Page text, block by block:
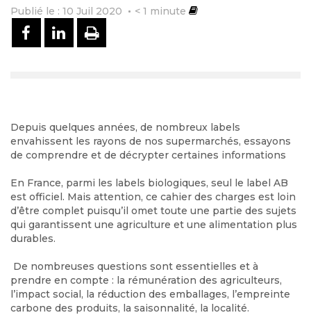
Publié le : 10 Juil 2020 < 1 minute
PARTAGER SUR FACEBOOK
PARTAGER SUR LINKEDIN
IMPRIMER
Depuis quelques années, de nombreux labels
envahissent les rayons de nos supermarchés, essayons
de comprendre et de décrypter certaines informations
En France, parmi les labels biologiques, seul le label AB
est officiel. Mais attention, ce cahier des charges est loin
d’être complet puisqu’il omet toute une partie des sujets
qui garantissent une agriculture et une alimentation plus
durables.
De nombreuses questions sont essentielles et à
prendre en compte : la rémunération des agriculteurs,
l’impact social, la réduction des emballages, l’empreinte
carbone des produits, la saisonnalité, la localité.